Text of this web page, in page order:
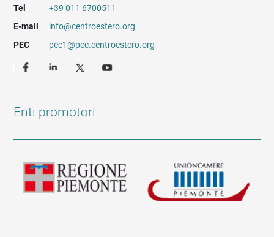
Tel
+39 011 6700511
E-mail
info@centroestero.org
PEC
pec1@pec.centroestero.org
Enti promotori